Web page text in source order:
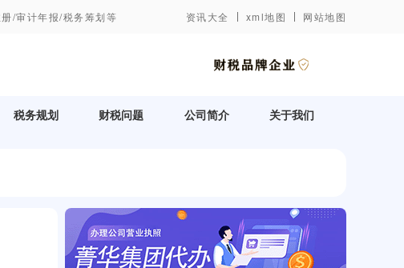
/审计年报/税务筹划等 资讯大全 xml地图 网站地图
税务规划 财税问题 公司简介 关于我们